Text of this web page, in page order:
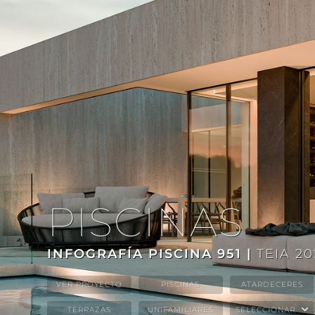
PISCINAS
INFOGRAFÍA PISCINA 951 |TEIA
VER PROYECTO PISCINAS ATARDECERES
TERRAZAS UNIFAMILIARES SELECCIONAR